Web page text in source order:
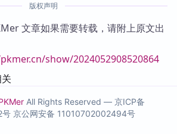
版权声明
文章如果需要转载，请附上原文出
show/2024052908520864
All Rights Reserved — 京ICP备
号 京公网安备 11010702002494号